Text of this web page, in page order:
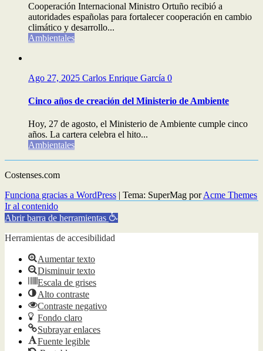
Cooperación Internacional Ministro Ortuño recibió a
autoridades españolas para fortalecer cooperación en cambio
climático y desarrollo...
Ambientales
Ago 27, 2025 Carlos Enrique García 0
Cinco años de creación del Ministerio de Ambiente
Hoy, 27 de agosto, el Ministerio de Ambiente cumple cinco
años. La cartera celebra el hito...
Ambientales
Costenses.com
Funciona gracias a WordPress | Tema: SuperMag porAcme Themes
Ir al contenido
Abrir barra de herramientas
Herramientas de accesibilidad
Aumentar texto
Disminuir texto
Escala de grises
Alto contraste
Contraste negativo
Fondo claro
Subrayar enlaces
Fuente legible